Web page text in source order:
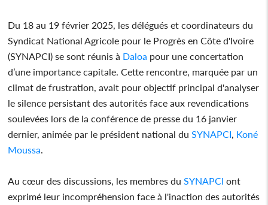
Du 18 au 19 février 2025, les délégués et coordinateurs du
Syndicat National Agricole pour le Progrès en Côte d'Ivoire
(SYNAPCI) se sont réunis à Daloa pour une concertation
d’une importance capitale. Cette rencontre, marquée par un
climat de frustration, avait pour objectif principal d'analyser
le silence persistant des autorités face aux revendications
soulevées lors de la conférence de presse du 16 janvier
dernier, animée par le président national du SYNAPCI, Koné
Moussa.
Au cœur des discussions, les membres du SYNAPCI ont
exprimé leur incompréhension face à l'inaction des autorités